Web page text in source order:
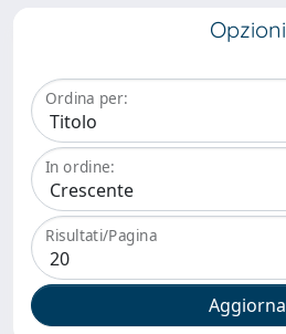
Opzioni
Ordina per:
In ordine:
Risultati/Pagina